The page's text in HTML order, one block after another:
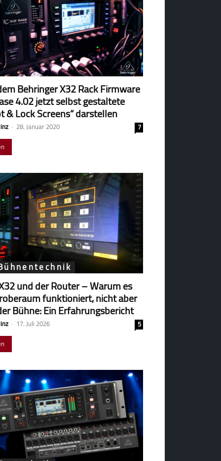
Behringer X32 Rack Firmware
4.02 jetzt selbst gestaltete
& Lock Screens“ darstellen
- 28. Januar 2020
7
und der Router – Warum es
funk­tio­niert, nicht aber
Bühne: Ein Erfahrungsbericht
- 17. Juli 2026
5